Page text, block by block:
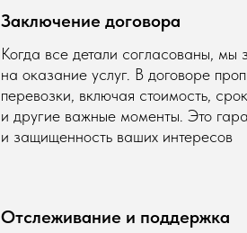
Заключение договора
Когда все детали согласованы, мы
на оказание услуг. В договоре
перевозки, включая стоимость,
и другие важные моменты. Это
и защищенность ваших интересов
Отслеживание и поддержка